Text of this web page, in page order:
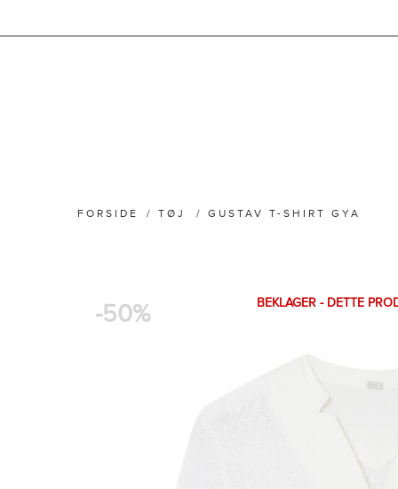
FORSIDE / TØJ / GUSTAV T-SHIRT GYA
-50% BEKLAGER - DETTE